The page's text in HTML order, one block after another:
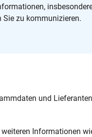
zu kommunizieren.
und
Informationen